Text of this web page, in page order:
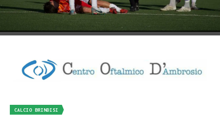
CALCIO BRINDISI